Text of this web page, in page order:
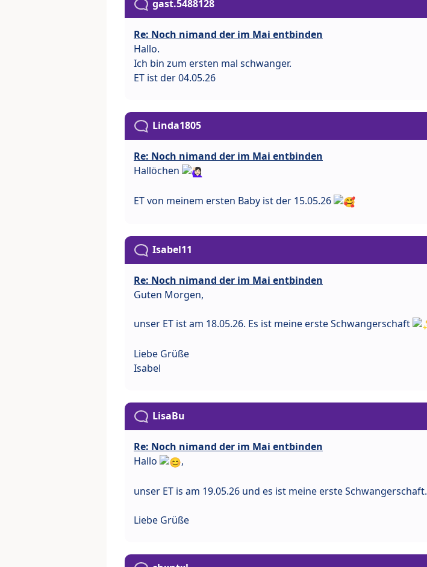
gast.5488128
Re: Noch nimand der im Mai entbinden
Hallo.
Ich bin zum ersten mal schwanger.
ET ist der 04.05.26
Linda1805
Re: Noch nimand der im Mai entbinden
Hallöchen
ET von meinem ersten Baby ist der 15.05.26
Isabel11
Re: Noch nimand der im Mai entbinden
Guten Morgen,
unser ET ist am 18.05.26. Es ist meine erste Schwangerschaft
Liebe Grüße
Isabel
LisaBu
Re: Noch nimand der im Mai entbinden
Hallo
,
unser ET is am 19.05.26 und es ist meine erste Schwangerschaft.
Liebe Grüße